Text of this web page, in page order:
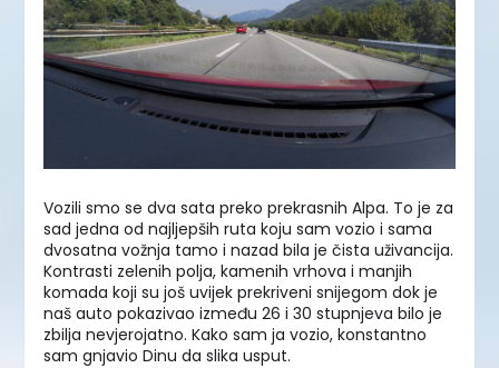
Vozili smo se dva sata preko prekrasnih Alpa. To je za
sad jedna od najljepših ruta koju sam vozio i sama
dvosatna vožnja tamo i nazad bila je čista uživancija.
Kontrasti zelenih polja, kamenih vrhova i manjih
komada koji su još uvijek prekriveni snijegom dok je
naš auto pokazivao između 26 i 30 stupnjeva bilo je
zbilja nevjerojatno. Kako sam ja vozio, konstantno
sam gnjavio Dinu da slika usput.